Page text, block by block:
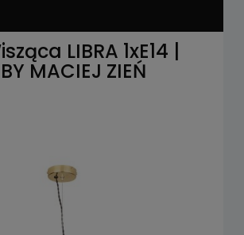
LIBRA 1xE14 |
MACIEJ ZIEŃ